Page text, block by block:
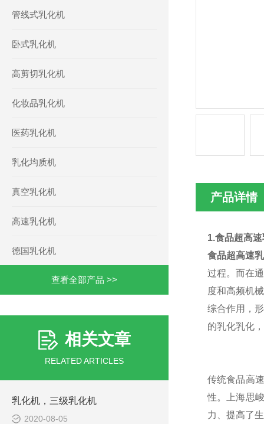
管线式乳化机
卧式乳化机
高剪切乳化机
化妆品乳化机
医药乳化机
乳化均质机
真空乳化机
高速乳化机
德国乳化机
查看全部产品 >>
相关文章
RELATED ARTICLES
乳化机，三级乳化机
2020-08-05
产品详情
1.食品超高
食品超高速
过程。而在
度和高频机
综合作用，
的乳化乳化
传统食品高
性。上海思
力、提高了